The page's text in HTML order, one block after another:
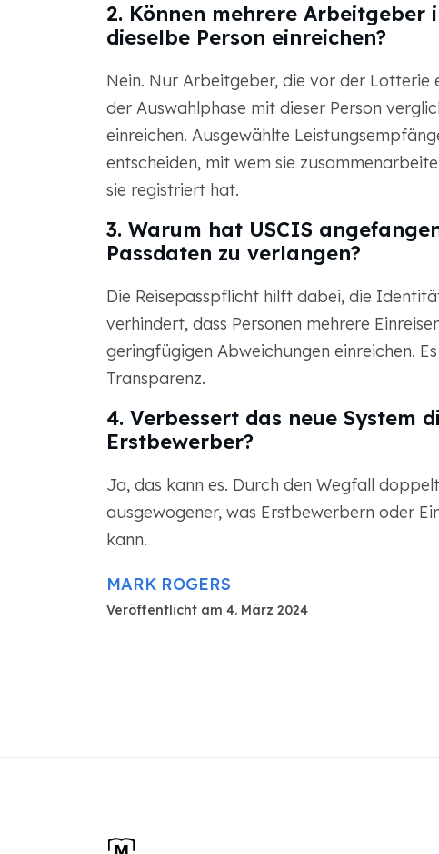
2. Können mehrere Arbeitgeber
dieselbe Person einreichen?
Nein. Nur Arbeitgeber, die vor der Lotterie
der Auswahlphase mit dieser Person
einreichen. Ausgewählte
entscheiden, mit wem sie
sie registriert hat.
3. Warum hat USCIS
Passdaten zu verlangen?
Die Reisepasspflicht hilft dabei, die
verhindert, dass Personen mehrere
geringfügigen Abweichungen einreichen.
Transparenz.
4. Verbessert das neue System
Erstbewerber?
Ja, das kann es. Durch den Wegfall
ausgewogener, was Erstbewerbern oder
kann.
MARK ROGERS
Veröffentlicht am 4. März 2024